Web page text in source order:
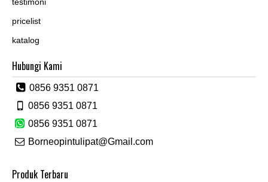
pricelist
katalog
Hubungi Kami
0856 9351 0871
0856 9351 0871
0856 9351 0871
Borneopintulipat@Gmail.com
Produk Terbaru